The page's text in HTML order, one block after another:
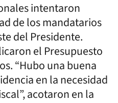
intentaron
de los mandatarios
del Presidente.
el Presupuesto
“Hubo una buena
en la necesidad
acotaron en la